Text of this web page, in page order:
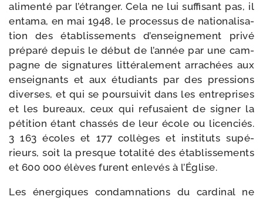
ali­men­té par l’é­tran­ger. Cela ne lui suf­fi­sant pas, il
enta­ma, en mai 1948, le pro­ces­sus de natio­na­li­sa­
tion des éta­blis­se­ments d’en­sei­gne­ment pri­vé
pré­pa­ré depuis le début de l’an­née par une cam­
pagne de signa­tures lit­té­ra­le­ment arra­chées aux
ensei­gnants et aux étu­diants par des pres­sions
diverses, et qui se pour­sui­vit dans les entre­prises
et les bureaux, ceux qui refu­saient de signer la
péti­tion étant chas­sés de leur école ou licen­ciés.
3 163 écoles et 177 col­lèges et ins­ti­tuts supé­
rieurs, soit la presque tota­li­té des éta­blis­se­ments
et 600 000 élèves furent enle­vés à l’Église.
Les éner­giques condam­na­tions du car­di­nal ne